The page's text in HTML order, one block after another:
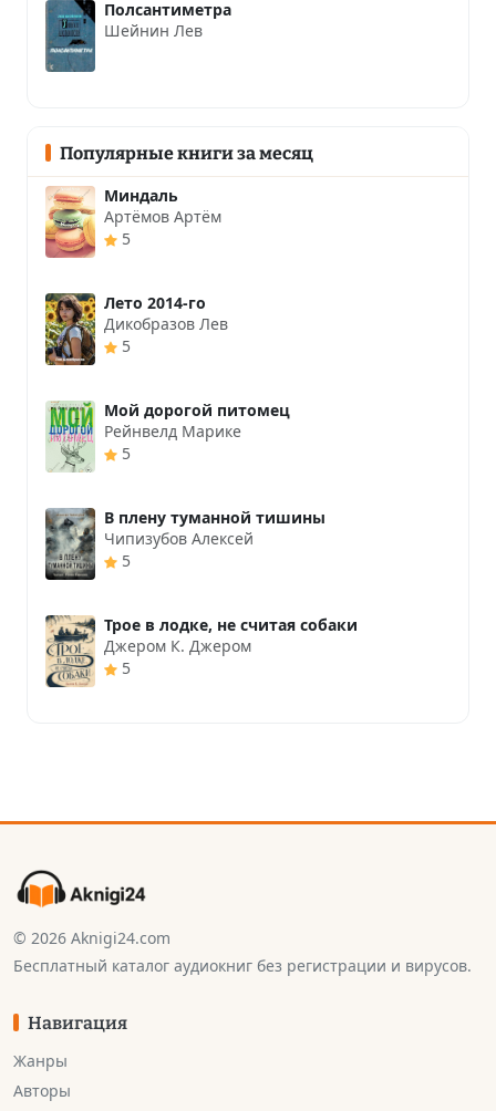
Полсантиметра
Шейнин Лев
Популярные книги за месяц
Миндаль
Артёмов Артём
5
Лето 2014-го
Дикобразов Лев
5
Мой дорогой питомец
Рейнвелд Марике
5
В плену туманной тишины
Чипизубов Алексей
5
Трое в лодке, не считая собаки
Джером К. Джером
5
© 2026 Aknigi24.com
Бесплатный каталог аудиокниг без регистрации и вирусов.
Навигация
Жанры
Авторы